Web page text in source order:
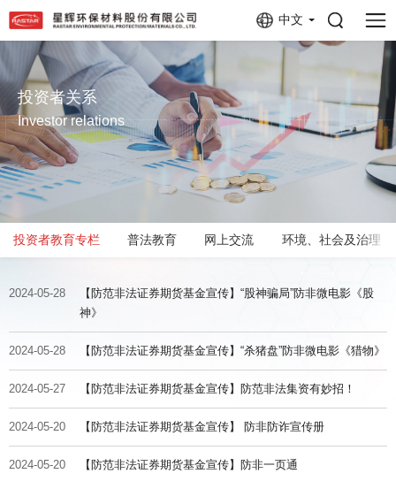
中文
投资者关系
Investor relations
投资者教育专栏 普法教育 网上交流 环境、社会及治理
2024-05-28
【防范非法证券期货基金宣传】“股神骗局”防非微电影《股
神》
2024-05-28 【防范非法证券期货基金宣传】“杀猪盘”防非微电影《猎物》
2024-05-27 【防范非法证券期货基金宣传】防范非法集资有妙招！
2024-05-20 【防范非法证券期货基金宣传】 防非防诈宣传册
2024-05-20 【防范非法证券期货基金宣传】防非一页通